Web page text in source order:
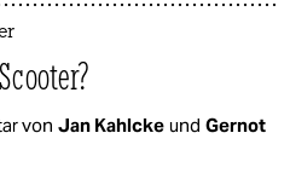
von Jan Kahlcke und Gernot